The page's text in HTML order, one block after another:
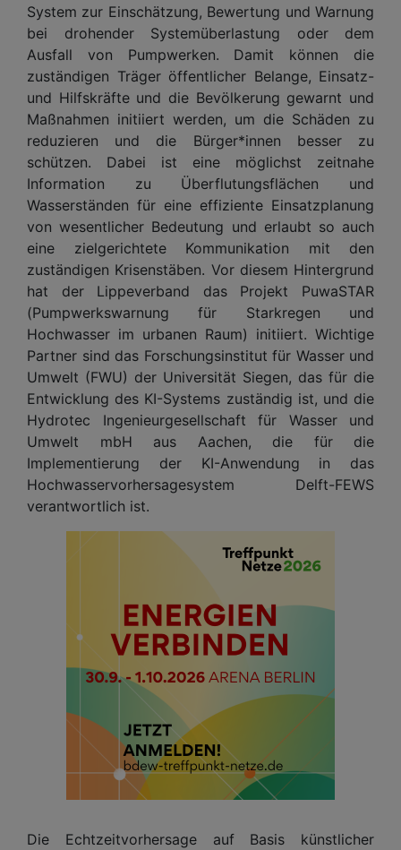
System zur Einschätzung, Bewertung und Warnung
bei drohender Systemüberlastung oder dem
Ausfall von Pumpwerken. Damit können die
zuständigen Träger öffentlicher Belange, Einsatz-
und Hilfskräfte und die Bevölkerung gewarnt und
Maßnahmen initiiert werden, um die Schäden zu
reduzieren und die Bürger*innen besser zu
schützen. Dabei ist eine möglichst zeitnahe
Information zu Überflutungsflächen und
Wasserständen für eine effiziente Einsatzplanung
von wesentlicher Bedeutung und erlaubt so auch
eine zielgerichtete Kommunikation mit den
zuständigen Krisenstäben. Vor diesem Hintergrund
hat der Lippeverband das Projekt PuwaSTAR
(Pumpwerkswarnung für Starkregen und
Hochwasser im urbanen Raum) initiiert. Wichtige
Partner sind das Forschungsinstitut für Wasser und
Umwelt (FWU) der Universität Siegen, das für die
Entwicklung des KI-Systems zuständig ist, und die
Hydrotec Ingenieurgesellschaft für Wasser und
Umwelt mbH aus Aachen, die für die
Implementierung der KI-Anwendung in das
Hochwasservorhersagesystem Delft-FEWS
verantwortlich ist.
Die Echtzeitvorhersage auf Basis künstlicher